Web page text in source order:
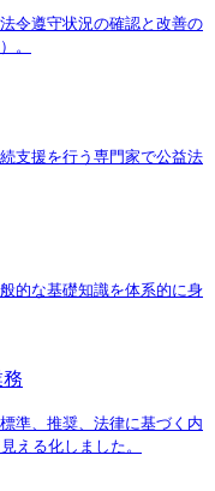
令遵守状況の確認と改善の
。
支援を行う専門家で公益法
的な基礎知識を体系的に身
準、推奨、法律に基づく内
える化しました。